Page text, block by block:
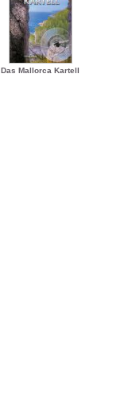
Das Mallorca Kartell